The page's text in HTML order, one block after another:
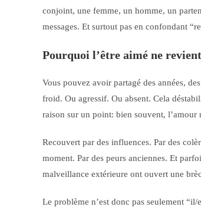
conjoint, une femme, un homme, un
messages. Et surtout pas en confondant
Pourquoi l’être aimé ne
Vous pouvez avoir partagé des années,
froid. Ou agressif. Ou absent. Cela
raison sur un point: bien souvent, l’amour
Recouvert par des influences. Par des
moment. Par des peurs anciennes. Et
malveillance extérieure ont ouvert une
Le problème n’est donc pas seulement